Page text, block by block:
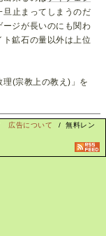
旦止まってしまうのだ
ージが長いのにも関わ
ト鉱石の量以外は上位
(宗教上の教え)」を
広告について
/ 無料レン